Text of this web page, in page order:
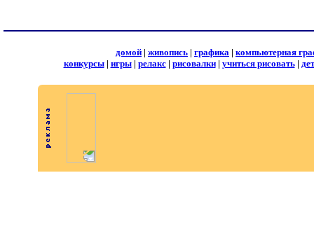
домой | живопись | графика | компьютерная
конкурсы| игры| релакс| рисовалки| учиться рисовать|